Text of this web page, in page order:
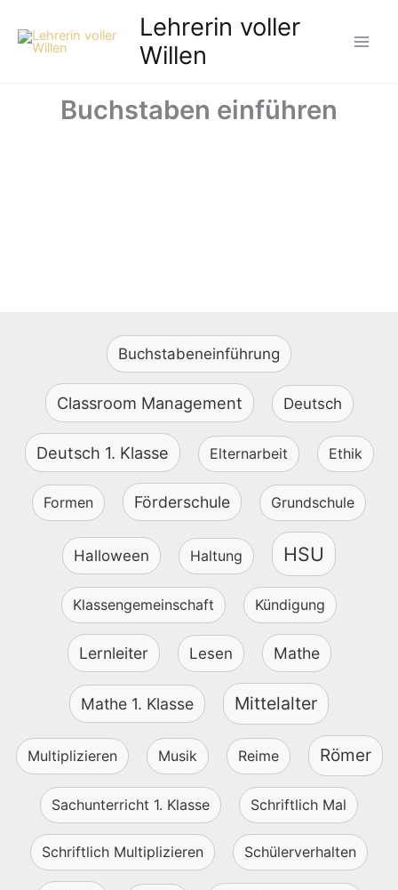
Inhalt
springen
Lehrerin voller
Willen
Buchstaben einführen
Buchstabeneinführung
Classroom Management Deutsch
Deutsch 1. Klasse Elternarbeit Ethik
Formen Förderschule Grundschule
Halloween Haltung HSU
Klassengemeinschaft Kündigung
Lernleiter Lesen Mathe
Mathe 1. Klasse Mittelalter
Multiplizieren Musik Reime Römer
Sachunterricht 1. Klasse Schriftlich Mal
Schriftlich Multiplizieren Schülerverhalten